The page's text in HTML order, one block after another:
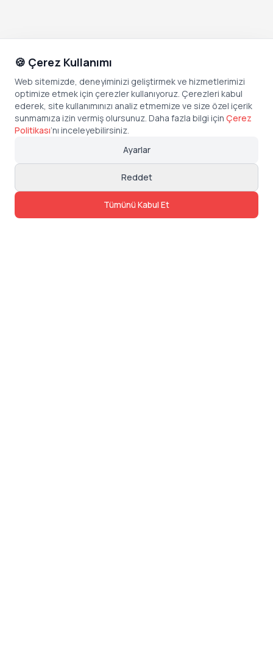
🍪 Çerez Kullanımı
Web sitemizde, deneyiminizi geliştirmek ve hizmetlerimizi
optimize etmek için çerezler kullanıyoruz. Çerezleri kabul
ederek, site kullanımınızı analiz etmemize ve size özel içerik
sunmamıza izin vermiş olursunuz. Daha fazla bilgi için Çerez
Politikası’nı inceleyebilirsiniz.
Ayarlar
Reddet
Tümünü Kabul Et